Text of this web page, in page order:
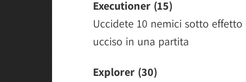
Executioner (15)
Uccidete 10 nemici sotto
ucciso in una partita
Explorer (30)